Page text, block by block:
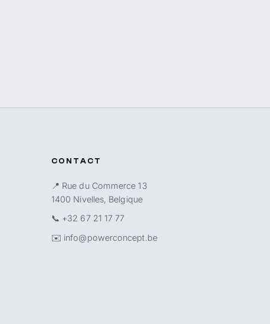
CONTACT
📍 Rue du Commerce 13
1400 Nivelles, Belgique
📞 +32 67 21 17 77
✉️ info@powerconcept.be